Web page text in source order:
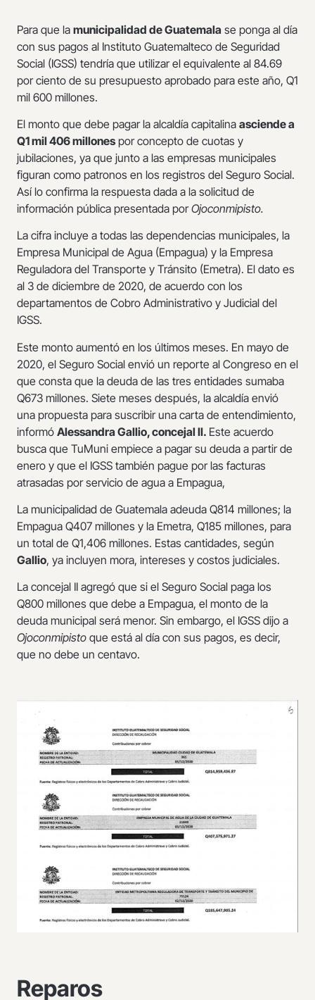
Para que la municipalidad de Guatemala se ponga al día
con sus pagos al Instituto Guatemalteco de Seguridad
Social (IGSS) tendría que utilizar el equivalente al 84.69
por ciento de su presupuesto aprobado para este año, Q1
mil 600 millones.
El monto que debe pagar la alcaldía capitalina asciende a
Q1 mil 406 millones por concepto de cuotas y
jubilaciones, ya que junto a las empresas municipales
figuran como patronos en los registros del Seguro Social.
Así lo confirma la respuesta dada a la solicitud de
información pública presentada porOjoconmipisto.
La cifra incluye a todas las dependencias municipales, la
Empresa Municipal de Agua (Empagua) y la Empresa
Reguladora del Transporte y Tránsito (Emetra). El dato es
al 3 de diciembre de 2020, de acuerdo con los
departamentos de Cobro Administrativo y Judicial del
IGSS.
Este monto aumentó en los últimos meses. En mayo de
2020, el Seguro Social envió un reporte al Congreso en el
que consta que la deuda de las tres entidades sumaba
Q673 millones. Siete meses después, la alcaldía envió
una propuesta para suscribir una carta de entendimiento,
informó Alessandra Gallio, concejal II. Este acuerdo
busca que TuMuni empiece a pagar su deuda a partir de
enero y que el IGSS también pague por las facturas
atrasadas por servicio de agua a Empagua,
La municipalidad de Guatemala adeuda Q814 millones; la
Empagua Q407 millones y la Emetra, Q185 millones, para
un total de Q1,406 millones. Estas cantidades, según
Gallio, ya incluyen mora, intereses y costos judiciales.
La concejal II agregó que si el Seguro Social paga los
Q800 millones que debe a Empagua, el monto de la
deuda municipal será menor. Sin embargo, el IGSS dijo a
Ojoconmipisto que está al día con sus pagos, es decir,
que no debe un centavo.
Reparos